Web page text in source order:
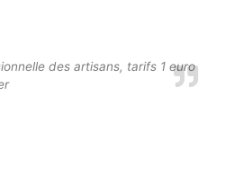
des artisans, tarifs 1 euro